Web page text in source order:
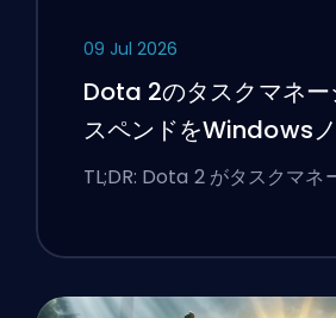
09 Jul 2026
Dota 2のタスクマネー
スペンドをWindows
コンで修正する方法
TL;DR: Dota 2 がタスクマネ